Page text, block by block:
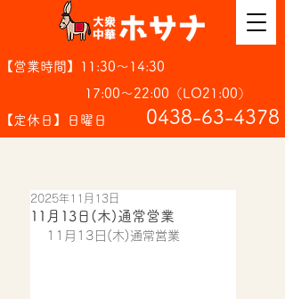
【営業時間】11:30～14:30
17:00～22:00（LO21:00）
【定休日】日曜日
​0438-63-4378
11月13日(木)通常営業
2025年11月13日
11月13日(木)通常営業